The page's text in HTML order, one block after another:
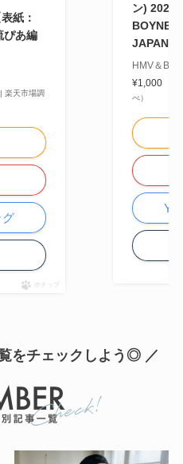
紙：
ぴあ編
楽天市場調
ポチップ
ン) 2024
JAPAN編
HMV＆
¥1,000
べ）
をチェックしよう◎ ／